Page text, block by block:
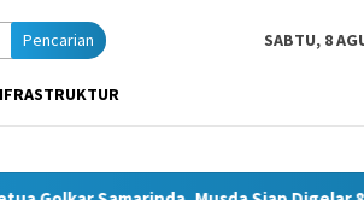
Pencarian SABTU, 8